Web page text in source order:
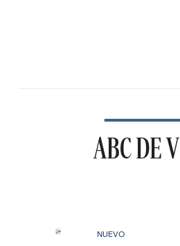
ABC DE
NUEVO